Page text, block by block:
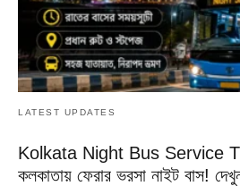
LATEST UPDATES
Kolkata Night Bus Service
কলকাতায় ফেরার ভরসা নাইট বাস!